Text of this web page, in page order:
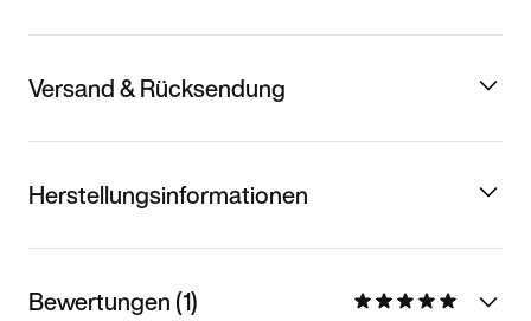
Versand & Rücksendung
Herstellungsinformationen
Bewertungen (1)